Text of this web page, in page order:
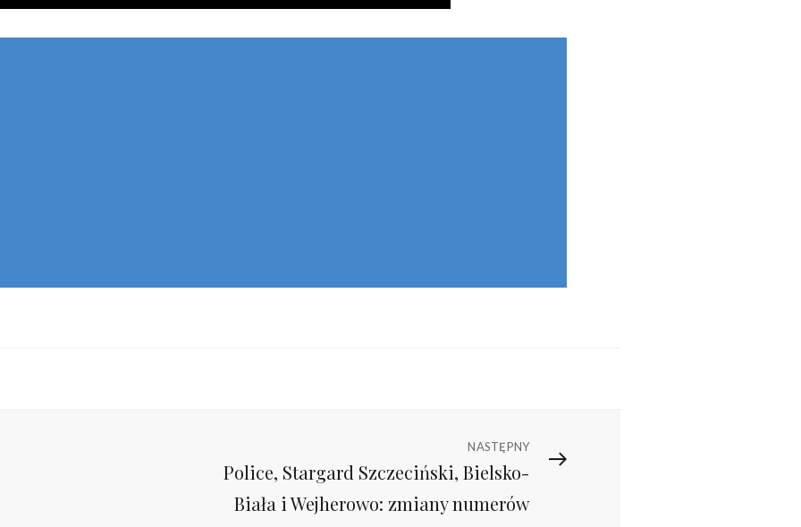
Post
NASTĘPNY
Police, Stargard Szczeciński, Bielsko-
Biała i Wejherowo: zmiany numerów